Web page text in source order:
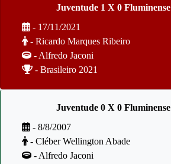
Juventude 1 X 0 Fluminense
- 17/11/2021
- Ricardo Marques Ribeiro
- Alfredo Jaconi
- Brasileiro 2021
Juventude 0 X 0 Fluminense
- 8/8/2007
- Cléber Wellington Abade
- Alfredo Jaconi